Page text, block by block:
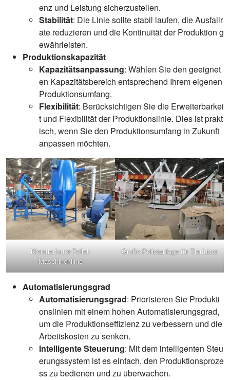
enz und Leistung sicherzustellen.
Stabilität: Die Linie sollte stabil laufen, die Ausfallr
ate reduzieren und die Kontinuität der Produktion g
ewährleisten.
Produktionskapazität
Kapazitätsanpassung: Wählen Sie den geeignet
en Kapazitätsbereich entsprechend Ihrem eigenen
Produktionsumfang.
Flexibilität: Berücksichtigen Sie die Erweiterbarkei
t und Flexibilität der Produktionslinie. Dies ist prakt
isch, wenn Sie den Produktionsumfang in Zukunft
anpassen möchten.
Kleintierfutter-Pellet-
Maschinenlinie
Große Pelletanlage für Tierfutter
Automatisierungsgrad
Automatisierungsgrad: Priorisieren Sie Produkti
onslinien mit einem hohen Automatisierungsgrad,
um die Produktionseffizienz zu verbessern und die
Arbeitskosten zu senken.
Intelligente Steuerung: Mit dem intelligenten Steu
erungssystem ist es einfach, den Produktionsproze
ss zu bedienen und zu überwachen.